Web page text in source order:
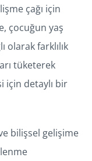
çağı için
çocuğun yaş
olarak farklılık
tüketerek
için detaylı bir
bilişsel gelişime